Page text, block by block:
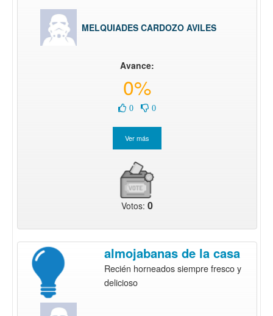
MELQUIADES CARDOZO AVILES
Avance:
0%
0 0
Votos: 0
almojabanas de la casa
Recién horneados siempre fresco y
delicioso